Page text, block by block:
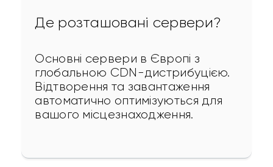
Де розташовані сервери?
Основні сервери в Європі з
глобальною CDN-дистрибуцією.
Відтворення та завантаження
автоматично оптимізуються для
вашого місцезнаходження.